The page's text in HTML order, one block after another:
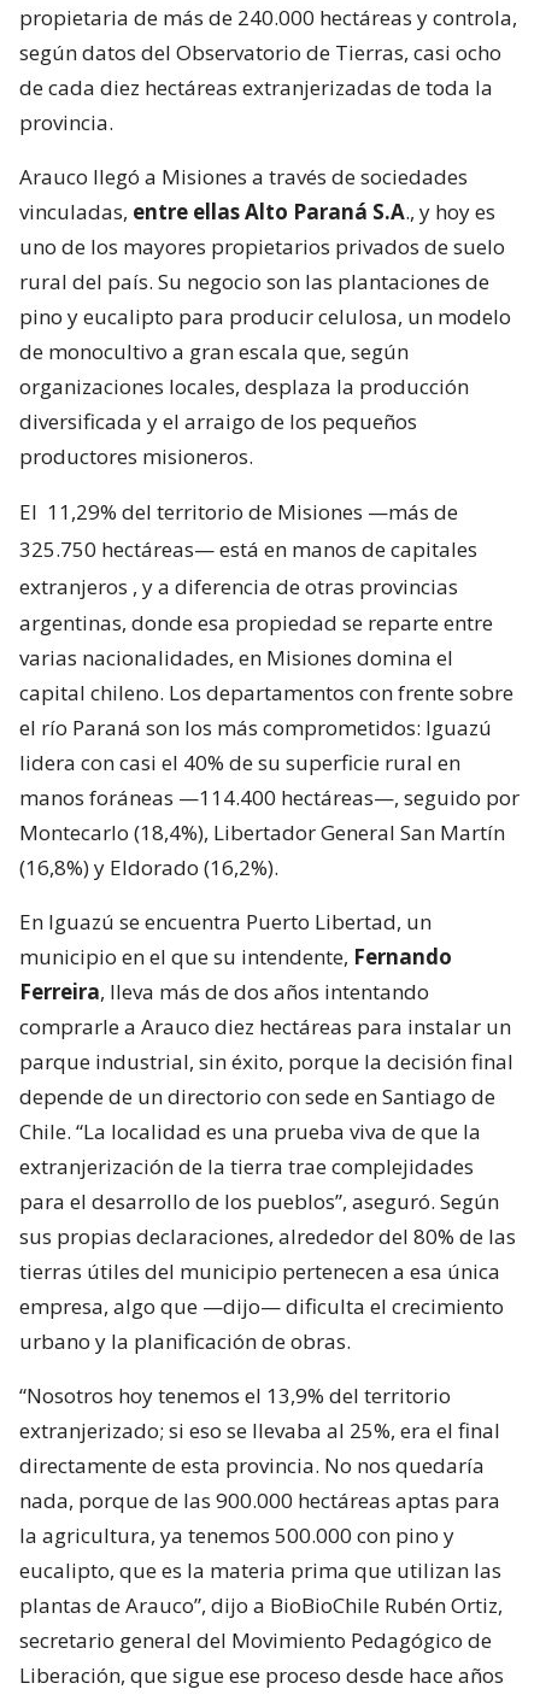
propietaria de más de 240.000 hectáreas y controla,
según datos del Observatorio de Tierras, casi ocho
de cada diez hectáreas extranjerizadas de toda la
provincia.
Arauco llegó a Misiones a través de sociedades
vinculadas, entre ellas Alto Paraná S.A., y hoy es
uno de los mayores propietarios privados de suelo
rural del país. Su negocio son las plantaciones de
pino y eucalipto para producir celulosa, un modelo
de monocultivo a gran escala que, según
organizaciones locales, desplaza la producción
diversificada y el arraigo de los pequeños
productores misioneros.
El 11,29% del territorio de Misiones —más de
325.750 hectáreas— está en manos de capitales
extranjeros , y a diferencia de otras provincias
argentinas, donde esa propiedad se reparte entre
varias nacionalidades, en Misiones domina el
capital chileno. Los departamentos con frente sobre
el río Paraná son los más comprometidos: Iguazú
lidera con casi el 40% de su superficie rural en
manos foráneas —114.400 hectáreas—, seguido por
Montecarlo (18,4%), Libertador General San Martín
(16,8%) y Eldorado (16,2%).
En Iguazú se encuentra Puerto Libertad, un
municipio en el que su intendente, Fernando
Ferreira, lleva más de dos años intentando
comprarle a Arauco diez hectáreas para instalar un
parque industrial, sin éxito, porque la decisión final
depende de un directorio con sede en Santiago de
Chile. “La localidad es una prueba viva de que la
extranjerización de la tierra trae complejidades
para el desarrollo de los pueblos”, aseguró. Según
sus propias declaraciones, alrededor del 80% de las
tierras útiles del municipio pertenecen a esa única
empresa, algo que —dijo— dificulta el crecimiento
urbano y la planificación de obras.
“Nosotros hoy tenemos el 13,9% del territorio
extranjerizado; si eso se llevaba al 25%, era el final
directamente de esta provincia. No nos quedaría
nada, porque de las 900.000 hectáreas aptas para
la agricultura, ya tenemos 500.000 con pino y
eucalipto, que es la materia prima que utilizan las
plantas de Arauco”, dijo a BioBioChile Rubén Ortiz,
secretario general del Movimiento Pedagógico de
Liberación, que sigue ese proceso desde hace años